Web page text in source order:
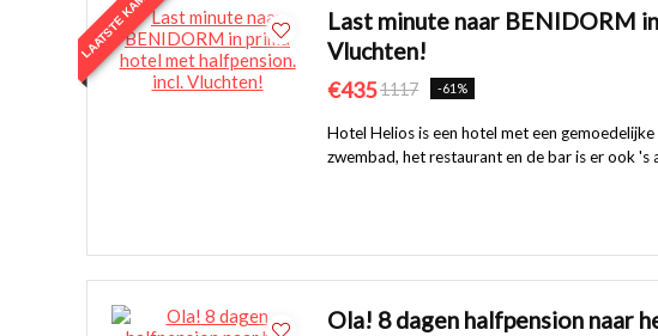
Last minute naar BENIDORM
Vluchten!
€4351117 -61%
Hotel Helios is een hotel met een
zwembad, het restaurant en de bar is er ook 's
Ola! 8 dagen halfpension naar